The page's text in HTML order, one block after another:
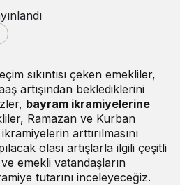
sıkıntısı çeken emekliler,
artışından beklediklerini
bayram ikramiyelerine
Ramazan ve Kurban
arttırılmasını
olası artışlarla ilgili çeşitli
emekli vatandaşların
tutarını inceleyeceğiz.